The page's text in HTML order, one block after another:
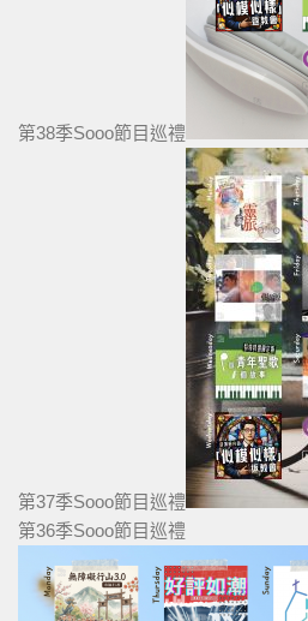
第38季Sooo節目巡禮
第37季Sooo節目巡禮
第36季Sooo節目巡禮